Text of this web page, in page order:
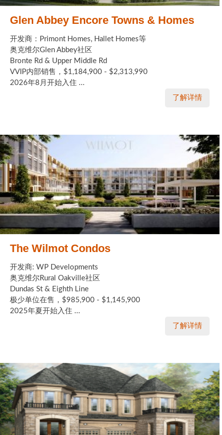
Glen Abbey Encore Towns & Homes
开发商：Primont Homes, Hallet Homes等
奥克维尔Glen Abbey社区
Bronte Rd & Upper Middle Rd
VVIP内部销售，$1,184,900 - $2,313,990
2026年8月开始入住 ...
了解详情
The Wilmot Condos
开发商: WP Developments
奥克维尔Rural Oakville社区
Dundas St & Eighth Line
极少单位在售，$985,900 - $1,145,900
2025年夏开始入住 ...
了解详情